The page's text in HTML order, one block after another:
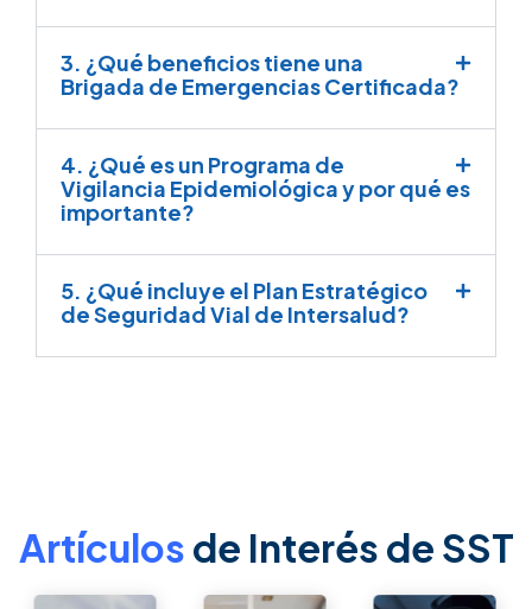
3. ¿Qué beneficios tiene una
Brigada de Emergencias Certificada?
4. ¿Qué es un Programa de
Vigilancia Epidemiológica y por qué es
importante?
5. ¿Qué incluye el Plan Estratégico
de Seguridad Vial de Intersalud?
Artículos de Interés de SST